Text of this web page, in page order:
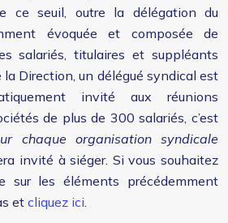
ce seuil, outre la délégation du
évoquée et composée de
salariés, titulaires et suppléants
Direction, un délégué syndical est
invité aux réunions
de plus de 300 salariés, c’est
chaque organisation syndicale
invité à siéger. Si vous souhaitez
sur les éléments précédemment
et cliquez ici.